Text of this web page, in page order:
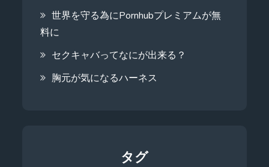
世界を守る為にPornhubプレミアムが無
料に
セクキャバってなにが出来る？
胸元が気になるハーネス
タグ